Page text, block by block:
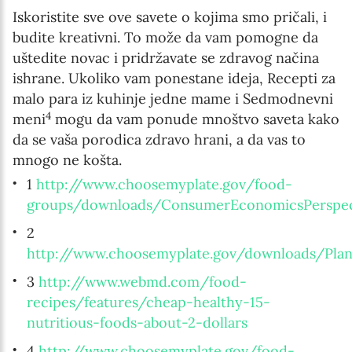
Iskoristite sve ove savete o kojima smo pričali, i
budite kreativni. To može da vam pomogne da
uštedite novac i pridržavate se zdravog načina
ishrane. Ukoliko vam ponestane ideja, Recepti za
malo para iz kuhinje jedne mame i Sedmodnevni
meni4 mogu da vam ponude mnoštvo saveta kako
da se vaša porodica zdravo hrani, a da vas to
mnogo ne košta.
1 http://www.choosemyplate.gov/food-
groups/downloads/
2
http://www.choosemyplate.gov/downloads/
3 http://www.webmd.com/food-
recipes/features/cheap-healthy-15-
nutritious-foods-about-2-dollars